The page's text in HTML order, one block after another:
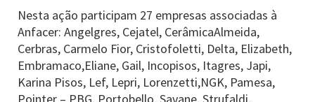
Nesta ação participam 27 empresas associadas à
Anfacer: Angelgres, Cejatel, CerâmicaAlmeida,
Cerbras, Carmelo Fior, Cristofoletti, Delta, Elizabeth,
Embramaco,Eliane, Gail, Incopisos, Itagres, Japi,
Karina Pisos, Lef, Lepri, Lorenzetti,NGK, Pamesa,